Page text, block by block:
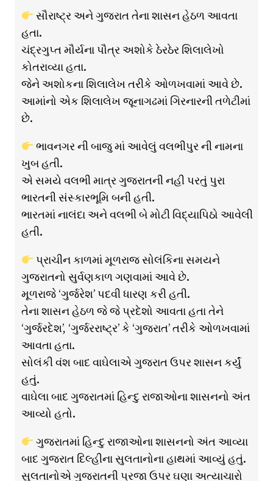
સૌરાષ્ટ્ર અને ગુજરાત તેના શાસન હેઠળ આવતા
હતા.
ચંદ્રગુપ્ત મૌર્યના પૌત્ર અશોકે ઠેરઠેર શિલાલેખો
કોતરાવ્યા હતા.
જેને અશોકના શિલાલેખ તરીકે ઓળખવામાં આવે છે.
આમાંનો એક શિલાલેખ જૂનાગઢમાં ગિરનારની તળેટીમાં
છે.
ભાવનગર ની બાજુ માં આવેલું વલભીપુર ની નામના
ખુબ હતી.
એ સમયે વલભી માત્ર ગુજરાતની નહી પરતું પુરા
ભારતની સંસ્કારભૂમિ બની હતી.
ભારતમાં નાલંદા અને વલભી બે મોટી વિદ્યાપિઠો આવેલી
હતી.
પ્રાચીન કાળમાં મૂળરાજ સોલંકિના સમયને
ગુજરાતનો સુર્વણકાળ ગણવામાં આવે છે.
મૂળરાજે ‘ગુર્જરેશ’ પદવી ધારણ કરી હતી.
તેના શાસન હેઠળ જે જે પ્રદેશો આવતા હતા તેને
‘ગુર્જરદેશ’, ‘ગુર્જરરાષ્ટ્ર’ કે ‘ગુજરાત’ તરીકે ઓળખવામાં
આવતા હતા.
સોલંકી વંશ બાદ વાઘેલાએ ગુજરાત ઉપર શાસન કર્યું
હતું.
વાઘેલા બાદ ગુજરાતમાં હિન્દુ રાજાઓના શાસનનો અંત
આવ્યો હતો.
ગુજરાતમાં હિન્દુ રાજાઓના શાસનનો અંત આવ્યા
બાદ ગુજરાત દિલ્હીના સુલતાનોના હાથમાં આવ્યું હતું.
સુલતાનોએ ગુજરાતની પ્રજા ઉપર ઘણા અત્યાચારો